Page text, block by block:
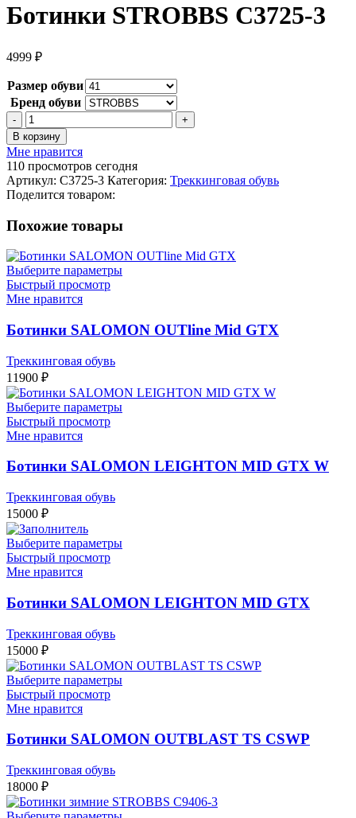
Ботинки STROBBS C3725-3
4999 ₽
Размер обуви
Бренд обуви
Количество
товара
Ботинки
STROBBS
C3725-
3
В корзину
Мне нравится
110 просмотров сегодня
Артикул: C3725-3 Категория: Треккинговая обувь
Поделится товаром:
Похожие товары
Выберите параметры
Быстрый просмотр
Мне нравится
Ботинки SALOMON OUTline Mid GTX
Треккинговая обувь
11900 ₽
Выберите параметры
Быстрый просмотр
Мне нравится
Ботинки SALOMON LEIGHTON MID GTX W
Треккинговая обувь
15000 ₽
Выберите параметры
Быстрый просмотр
Мне нравится
Ботинки SALOMON LEIGHTON MID GTX
Треккинговая обувь
15000 ₽
Выберите параметры
Быстрый просмотр
Мне нравится
Ботинки SALOMON OUTBLAST TS CSWP
Треккинговая обувь
18000 ₽